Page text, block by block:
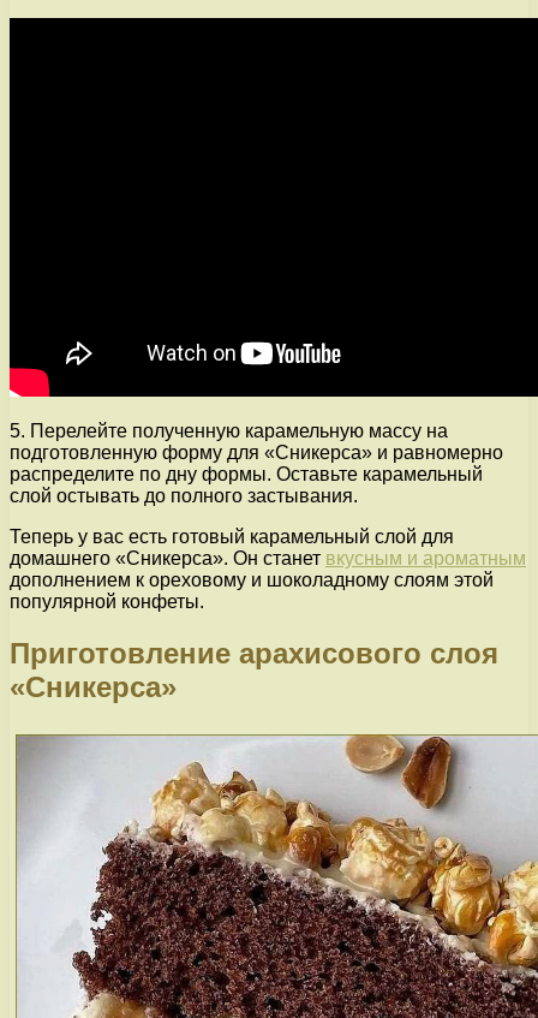
5. Перелейте полученную карамельную массу на
подготовленную форму для «Сникерса» и равномерно
распределите по дну формы. Оставьте карамельный
слой остывать до полного застывания.
Теперь у вас есть готовый карамельный слой для
домашнего «Сникерса». Он станет вкусным и ароматным
дополнением к ореховому и шоколадному слоям этой
популярной конфеты.
Приготовление арахисового слоя
«Сникерса»